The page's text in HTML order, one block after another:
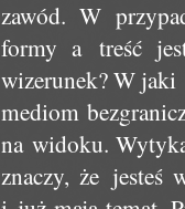
zawód. W
formy a treść
wizerunek? W jaki
mediom
na widoku.
znaczy, że jesteś